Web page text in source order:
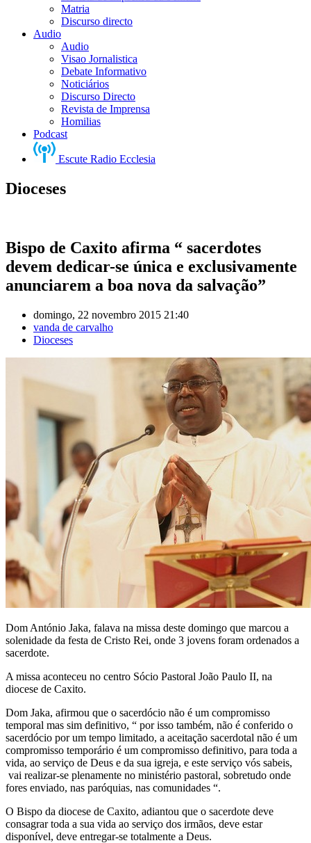
Matria
Discurso directo
Audio
Audio
Visao Jornalistica
Debate Informativo
Noticiários
Discurso Directo
Revista de Imprensa
Homilias
Podcast
Escute Radio Ecclesia
Dioceses
Bispo de Caxito afirma “ sacerdotes
devem dedicar-se única e exclusivamente
anunciarem a boa nova da salvação”
domingo, 22 novembro 2015 21:40
vanda de carvalho
Dioceses
Dom António Jaka, falava na missa deste domingo que marcou a
solenidade da festa de Cristo Rei, onde 3 jovens foram ordenados a
sacerdote.
A missa aconteceu no centro Sócio Pastoral João Paulo II, na
diocese de Caxito.
Dom Jaka, afirmou que o sacerdócio não é um compromisso
temporal mas sim definitivo, “ por isso também, não é conferido o
sacerdócio por um tempo limitado, a aceitação sacerdotal não é um
compromisso temporário é um compromisso definitivo, para toda a
vida, ao serviço de Deus e da sua igreja, e este serviço vós sabeis,
vai realizar-se plenamente no ministério pastoral, sobretudo onde
fores enviado, nas paróquias, nas comunidades “.
O Bispo da diocese de Caxito, adiantou que o sacerdote deve
consagrar toda a sua vida ao serviço dos irmãos, deve estar
disponível, deve entregar-se totalmente a Deus.